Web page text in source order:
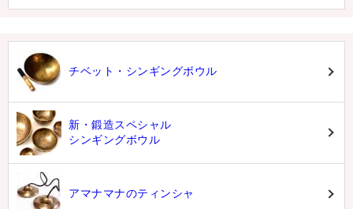
チベット・シンギングボウル
新・鍛造スペシャル
シンギングボウル
アマナマナのティンシャ